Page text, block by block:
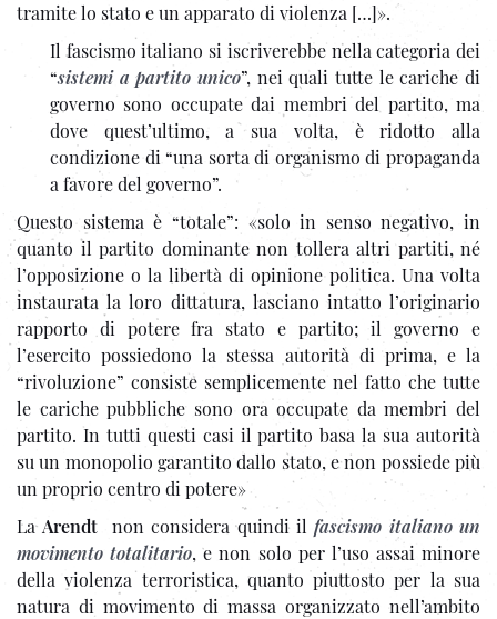
tramite lo stato e un apparato di violenza […]».
Il fascismo italiano si iscriverebbe nella categoria dei
“sistemi a partito unico”, nei quali tutte le cariche di
governo sono occupate dai membri del partito, ma
dove quest’ultimo, a sua volta, è ridotto alla
condizione di “una sorta di organismo di propaganda
a favore del governo”.
Questo sistema è “totale”: «solo in senso negativo, in
quanto il partito dominante non tollera altri partiti, né
l’opposizione o la libertà di opinione politica. Una volta
instaurata la loro dittatura, lasciano intatto l’originario
rapporto di potere fra stato e partito; il governo e
l’esercito possiedono la stessa autorità di prima, e la
“rivoluzione” consiste semplicemente nel fatto che tutte
le cariche pubbliche sono ora occupate da membri del
partito. In tutti questi casi il partito basa la sua autorità
su un monopolio garantito dallo stato, e non possiede più
un proprio centro di potere»
La Arendt non considera quindi ilfascismo italiano un
movimento totalitario, e non solo per l’uso assai minore
della violenza terroristica, quanto piuttosto per la sua
natura di movimento di massa organizzato nell’ambito